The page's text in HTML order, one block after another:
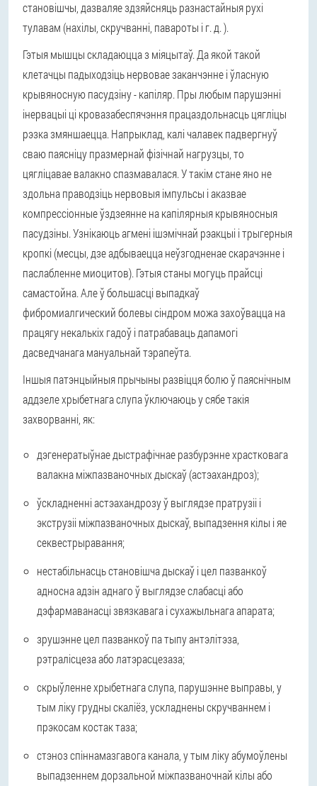
становішчы, дазваляе здзяйсняць разнастайныя рухі
тулавам (нахілы, скручванні, павароты і г. д. ).
Гэтыя мышцы складаюцца з міяцытаў. Да якой такой
клетачцы падыходзіць нервовае заканчэнне і ўласную
крывяносную пасудзіну - капіляр. Пры любым парушэнні
інервацыі ці кровазабеспячэння працаздольнасць цягліцы
рэзка змяншаецца. Напрыклад, калі чалавек падвергнуў
сваю паясніцу празмернай фізічнай нагрузцы, то
цягліцавае валакно спазмавалася. У такім стане яно не
здольна праводзіць нервовыя імпульсы і аказвае
компрессіонные ўздзеянне на капілярныя крывяносныя
пасудзіны. Узнікаюць агмені ішэмічнай рэакцыі і трыгерныя
кропкі (месцы, дзе адбываецца неўзгодненае скарачэнне і
паслабленне миоцитов). Гэтыя станы могуць прайсці
самастойна. Але ў большасці выпадкаў
фибромиалгический болевы сіндром можа захоўвацца на
працягу некалькіх гадоў і патрабаваць дапамогі
дасведчанага мануальнай тэрапеўта.
Іншыя патэнцыйныя прычыны развіцця болю ў паяснічным
аддзеле хрыбетнага слупа ўключаюць у сябе такія
захворванні, як:
дэгенератыўнае дыстрафічнае разбурэнне храстковага
валакна міжпазваночных дыскаў (астэахандроз);
ўскладненні астэахандрозу ў выглядзе пратрузіі і
экструзіі міжпазваночных дыскаў, выпадзення кілы і яе
секвестрыравання;
нестабільнасць становішча дыскаў і цел пазванкоў
адносна адзін аднаго ў выглядзе слабасці або
дэфармаванасці звязкавага і сухажыльнага апарата;
зрушэнне цел пазванкоў па тыпу антэлітэза,
рэтралісцеза або латэрасцезаза;
скрыўленне хрыбетнага слупа, парушэнне выправы, у
тым ліку грудны скаліёз, ускладнены скручваннем і
прэкосам костак таза;
стэноз спіннамазгавога канала, у тым ліку абумоўлены
выпадзеннем дорзальной міжпазваночнай кілы або